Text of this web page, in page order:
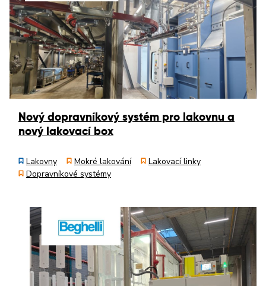
Nový dopravníkový systém pro lakovnu a
nový lakovací box
Lakovny Mokré lakování
Lakovací linky
Dopravníkové systémy